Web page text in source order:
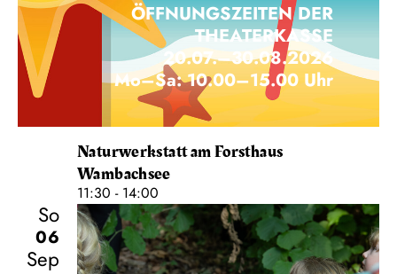
ÖFFNUNGSZEITEN DER
THEATERKASSE
20.07.–30.08.2026
Mo–Sa: 10.00–15.00 Uhr
Naturwerkstatt am Forsthaus
Wambachsee
11:30 - 14:00
So
06
Sep